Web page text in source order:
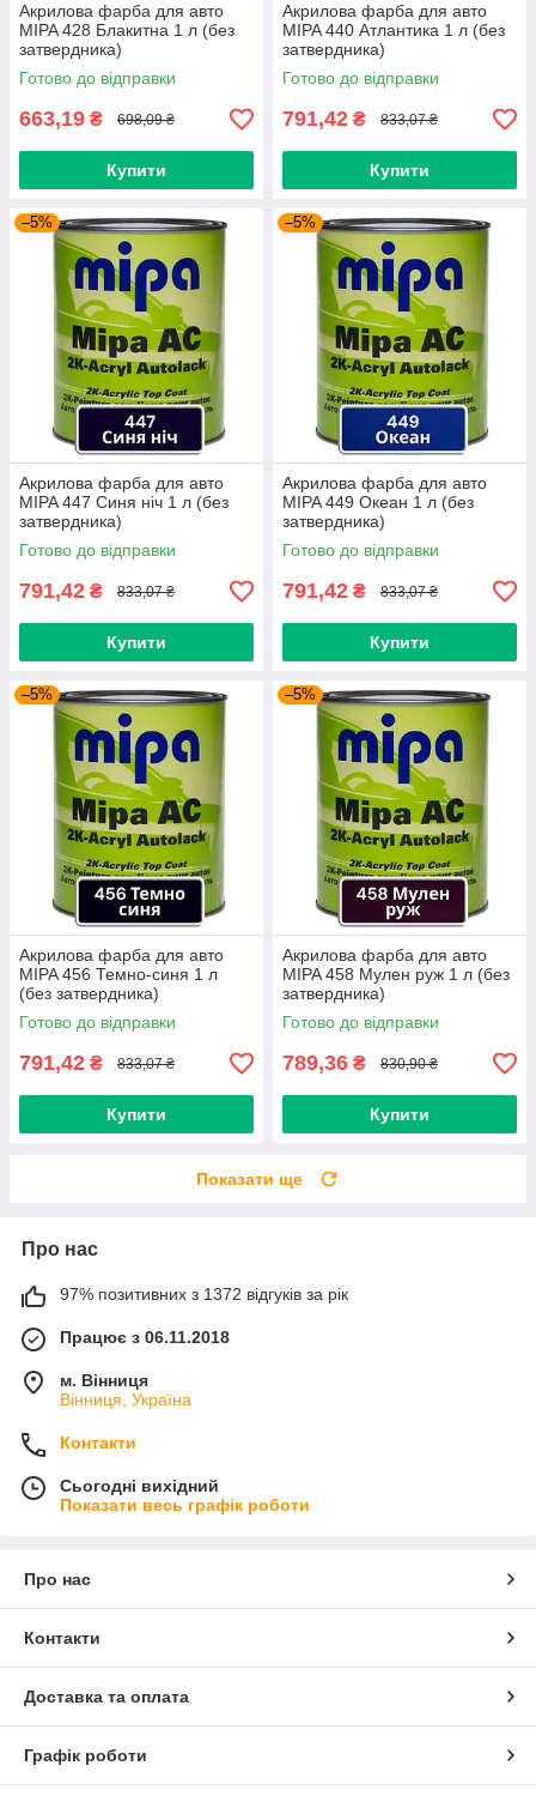
Акрилова фарба для авто
MIPA 428 Блакитна 1 л (без
затвердника)
Готово до відправки
663,19 ₴ 698,09 ₴
Купити
Акрилова фарба для авто
MIPA 440 Атлантика 1 л (без
затвердника)
Готово до відправки
791,42 ₴ 833,07 ₴
Купити
–5%
Акрилова фарба для авто
MIPA 447 Синя ніч 1 л (без
затвердника)
Готово до відправки
791,42 ₴ 833,07 ₴
Купити
–5%
Акрилова фарба для авто
MIPA 449 Океан 1 л (без
затвердника)
Готово до відправки
791,42 ₴ 833,07 ₴
Купити
–5%
Акрилова фарба для авто
MIPA 456 Темно-синя 1 л
(без затвердника)
Готово до відправки
791,42 ₴ 833,07 ₴
Купити
–5%
Акрилова фарба для авто
MIPA 458 Мулен руж 1 л (без
затвердника)
Готово до відправки
789,36 ₴ 830,90 ₴
Купити
Показати ще
Про нас
97% позитивних з 1372 відгуків за рік
Працює з 06.11.2018
м. Вінниця
Вінниця, Україна
Контакти
Сьогодні вихідний
Показати весь графік роботи
Про нас
Контакти
Доставка та оплата
Графік роботи